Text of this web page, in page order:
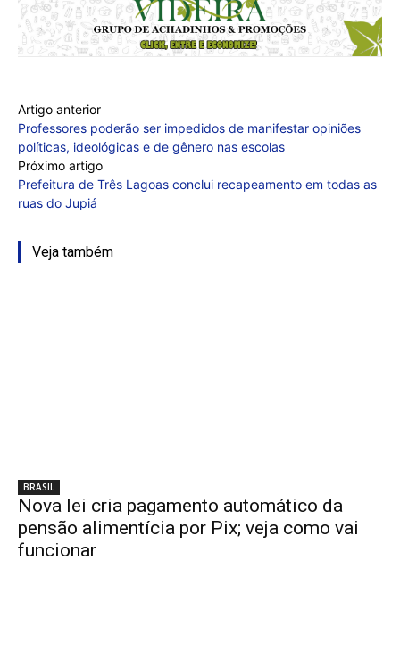
Artigo anterior
Professores poderão ser impedidos de manifestar opiniões
políticas, ideológicas e de gênero nas escolas
Próximo artigo
Prefeitura de Três Lagoas conclui recapeamento em todas as
ruas do Jupiá
Veja também
BRASIL
Nova lei cria pagamento automático da
pensão alimentícia por Pix; veja como vai
funcionar